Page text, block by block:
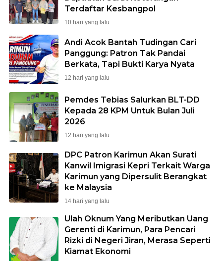
Terdaftar Kesbangpol
10 hari yang lalu
Andi Acok Bantah Tudingan Cari
Panggung: Patron Tak Pandai
Berkata, Tapi Bukti Karya Nyata
12 hari yang lalu
Pemdes Tebias Salurkan BLT-DD
Kepada 28 KPM Untuk Bulan Juli
2026
12 hari yang lalu
DPC Patron Karimun Akan Surati
Kanwil Imigrasi Kepri Terkait Warga
Karimun yang Dipersulit Berangkat
ke Malaysia
14 hari yang lalu
Ulah Oknum Yang Meributkan Uang
Gerenti di Karimun, Para Pencari
Rizki di Negeri Jiran, Merasa Seperti
Kiamat Ekonomi